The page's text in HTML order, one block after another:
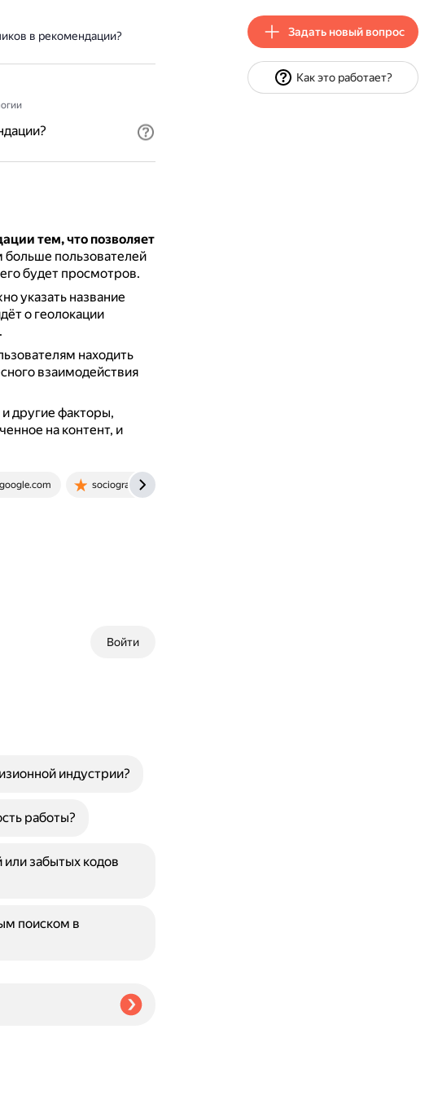
в рекомендации?
тем, что позволяет
больше пользователей
будет просмотров.
указать название
о геолокации
находить
взаимодействия
другие факторы,
на контент, и
sociogramm.ru
Войти
индустрии?
работы?
забытых кодов
поиском в
Задать новый вопрос
Как это работает?